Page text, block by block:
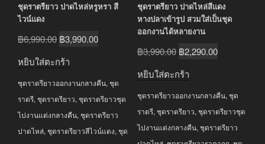
ชุดราตรียาว ปาดไหล่หรูหรา สี
ไวน์แดง
฿6,990.00 Original
฿6,990.00.
฿3,990.00Current
฿3,990.00.
หยิบใส่ตะกร้า
ชุดราตรียาวออกงานกลางคืน, ชุด
ราตรี, ชุดราตรียาว, ชุดราตรียาวชุด
ไปงานแต่งกลางคืน, ชุดราตรียาว
ปาดไหล่, ชุดราตรียาวสีไวน์แดง, ชุด
ชุดราตรียาว ปาดไหล่สีแดง
หางปลาเข้ารูป สวมใส่เป็นชุด
ออกงานได้หลายงาน
฿3,990.00 Original
฿3,990.00.
฿2,290.00Current
฿2,290.00.
หยิบใส่ตะกร้า
ชุดราตรียาวออกงานกลางคืน, ชุด
ราตรี, ชุดราตรียาว, ชุดราตรียาวชุด
ไปงานแต่งกลางคืน, ชุดราตรียาว